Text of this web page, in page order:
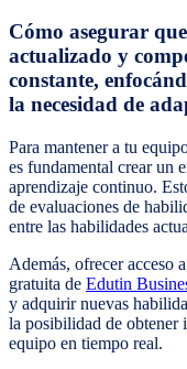
Cómo asegurar
actualizado y
constante,
la necesidad de
Para mantener a tu
es fundamental crear un
aprendizaje continuo.
de evaluaciones de
entre las habilidades
Además, ofrecer acceso
gratuita de Edutin
y adquirir nuevas
la posibilidad de obtener
equipo en tiempo real.